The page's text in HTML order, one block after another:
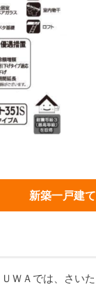
新築一戸建
ＵＷＡでは、さい